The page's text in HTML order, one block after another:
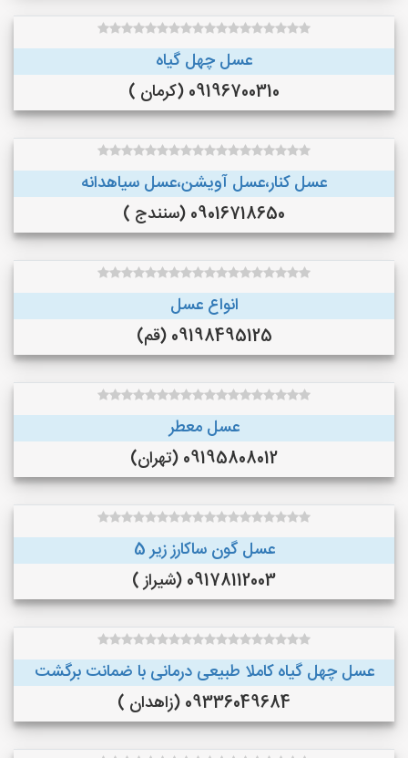
عسل چهل گیاه
09196700310 (کرمان )
عسل کنار،عسل آویشن،عسل سیاهدانه
09016718650 (سنندج )
انواع عسل
09198495125 (قم)
عسل معطر
09195808012 (تهران)
عسل گون ساکارز زیر 5
09178112003 (شیراز )
عسل چهل گیاه کاملا طبیعی درمانی با ضمانت برگشت
09336049684 (زاهدان )